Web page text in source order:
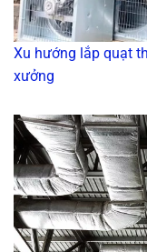
Xu hướng lắp quạt
xưởng